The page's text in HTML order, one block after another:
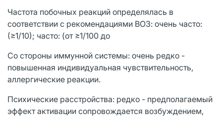
Частота побочных реакций определялась в
соответствии с рекомендациями ВОЗ: очень часто:
(≥1/10); часто: (от ≥1/100 до
Со стороны иммунной системы: очень редко -
повышенная индивидуальная чувствительность,
аллергические реакции.
Психические расстройства: редко - предполагаемый
эффект активации сопровождается возбуждением,